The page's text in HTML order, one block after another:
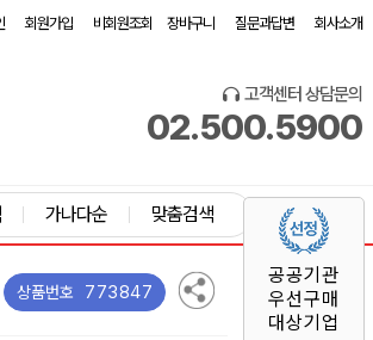
회원가입 비회원조회 장바구니 질문과답변 회사소개
고객센터 상담문의
02.500.5900
공공기관
우선구매
대상기업
가나다순 맞춤검색
상품번호 773847